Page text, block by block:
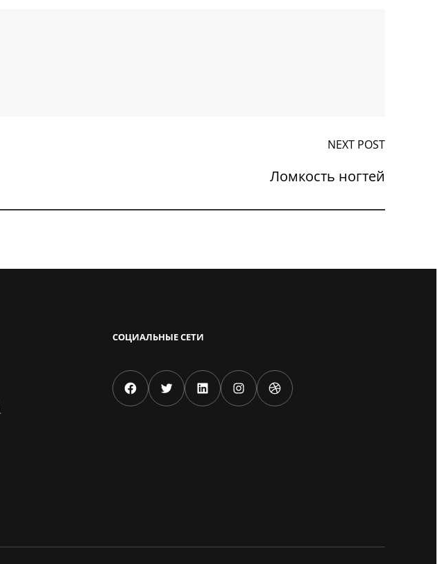
NEXT POST
Ломкость ногтей
СОЦИАЛЬНЫЕ СЕТИ
Facebook Twitter LinkedIn Instagram Dribbble